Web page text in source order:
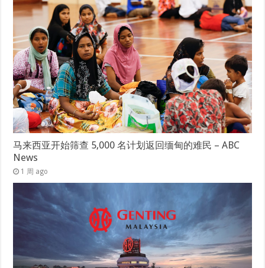
马来西亚开始筛查 5,000 名计划返回缅甸的难民 – ABC
News
1 周 ago